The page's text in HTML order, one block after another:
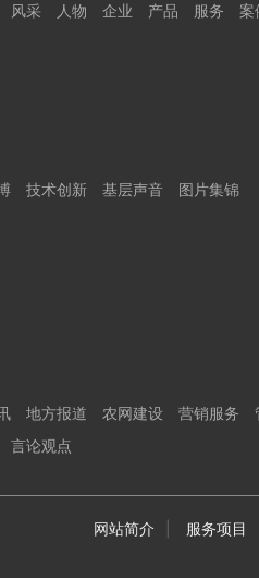
风采 人物 企业 产品 服务 案
技术创新 基层声音 图片集锦
地方报道 农网建设 营销服务
言论观点
网站简介 服务项目